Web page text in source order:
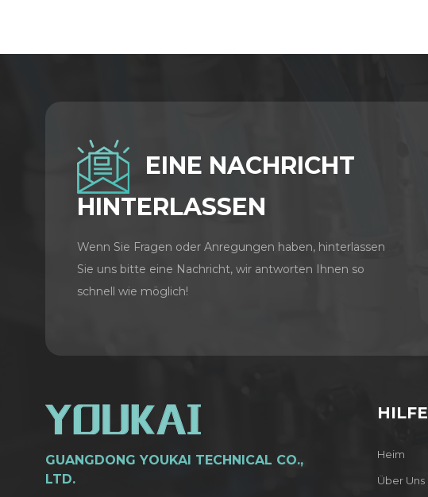
EINE NACHRICHT
HINTERLASSEN
Wenn Sie Fragen oder Anregungen haben, hinterlassen
Sie uns bitte eine Nachricht, wir antworten Ihnen so
schnell wie möglich!
GUANGDONG YOUKAI TECHNICAL CO.,
LTD.
HILFE
Heim
Über Uns